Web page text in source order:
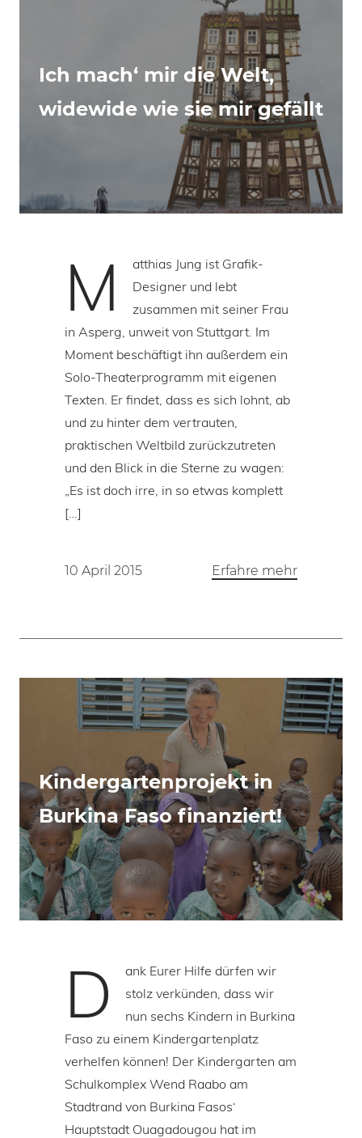
Ich mach‘ mir die Welt,
widewide wie sie mir gefällt
M
atthias Jung ist Grafik-
Designer und lebt
zusammen mit seiner Frau
in Asperg, unweit von Stuttgart. Im
Moment beschäftigt ihn außerdem ein
Solo-Theaterprogramm mit eigenen
Texten. Er findet, dass es sich lohnt, ab
und zu hinter dem vertrauten,
praktischen Weltbild zurückzutreten
und den Blick in die Sterne zu wagen:
„Es ist doch irre, in so etwas komplett
[…]
10 April 2015 Erfahre mehr
Kindergartenprojekt in
Burkina Faso finanziert!
D
ank Eurer Hilfe dürfen wir
stolz verkünden, dass wir
nun sechs Kindern in Burkina
Faso zu einem Kindergartenplatz
verhelfen können! Der Kindergarten am
Schulkomplex Wend Raabo am
Stadtrand von Burkina Fasos‘
Hauptstadt Ouagadougou hat im